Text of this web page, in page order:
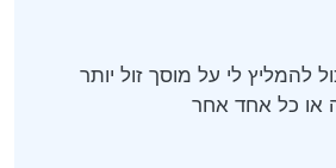
להמליץ לי על מוסך זול יותר
או כל אחד אחר